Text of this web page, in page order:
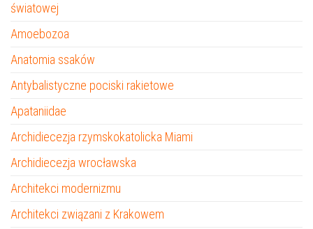
światowej
Amoebozoa
Anatomia ssaków
Antybalistyczne pociski rakietowe
Apataniidae
Archidiecezja rzymskokatolicka Miami
Archidiecezja wrocławska
Architekci modernizmu
Architekci związani z Krakowem